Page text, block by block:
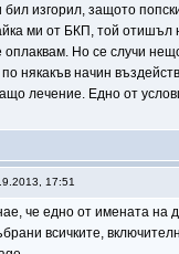
бил изгорил, защото
ми от БКП, той отишъл
Но се случи
някакъв начин
лечение. Едно от
17:51
че едно от имената на
всичките,